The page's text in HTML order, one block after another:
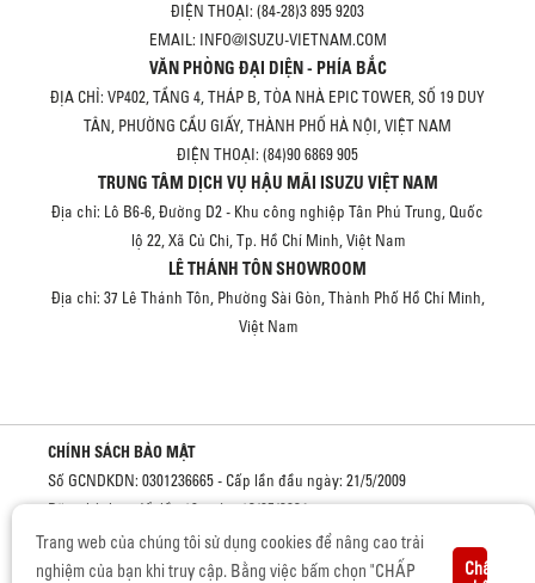
Trang web của chúng tôi sử dụng cookies để nâng cao trải
nghiệm của bạn khi truy cập. Bằng việc bấm chọn "CHẤP
Chấp
ĐIỆN THOẠI: (84-28)3 895 9203
EMAIL: INFO@ISUZU-VIETNAM.COM
VĂN PHÒNG ĐẠI DIỆN - PHÍA BẮC
ĐỊA CHỈ: VP402, TẦNG 4, THÁP B, TÒA NHÀ EPIC TOWER, SỐ 19 DUY
TÂN, PHƯỜNG CẦU GIẤY, THÀNH PHỐ HÀ NỘI, VIỆT NAM
ĐIỆN THOẠI: (84)90 6869 905
TRUNG TÂM DỊCH VỤ HẬU MÃI ISUZU VIỆT NAM
Địa chỉ: Lô B6-6, Đường D2 - Khu công nghiệp Tân Phú Trung, Quốc
lộ 22, Xã Củ Chi, Tp. Hồ Chí Minh, Việt Nam
LÊ THÁNH TÔN SHOWROOM
Địa chỉ: 37 Lê Thánh Tôn, Phường Sài Gòn, Thành Phố Hồ Chí Minh,
Việt Nam
CHÍNH SÁCH BẢO MẬT
Số GCNDKDN: 0301236665 - Cấp lần đầu ngày: 21/5/2009
Đăng ký thay đổi lần 16 ngày: 13/05/2024
Cơ quan cấp: Sở kế hoạch và đầu tư Thành phố Hồ Chí Minh